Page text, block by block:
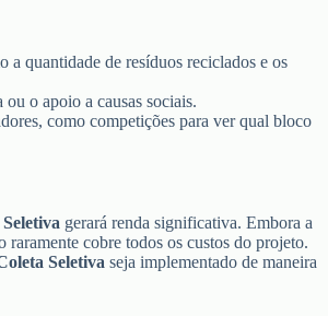
a quantidade de resíduos reciclados e os
o apoio a causas sociais.
como competições para ver qual bloco
gerará renda significativa. Embora a
cobre todos os custos do projeto.
Seletiva seja implementado de maneira